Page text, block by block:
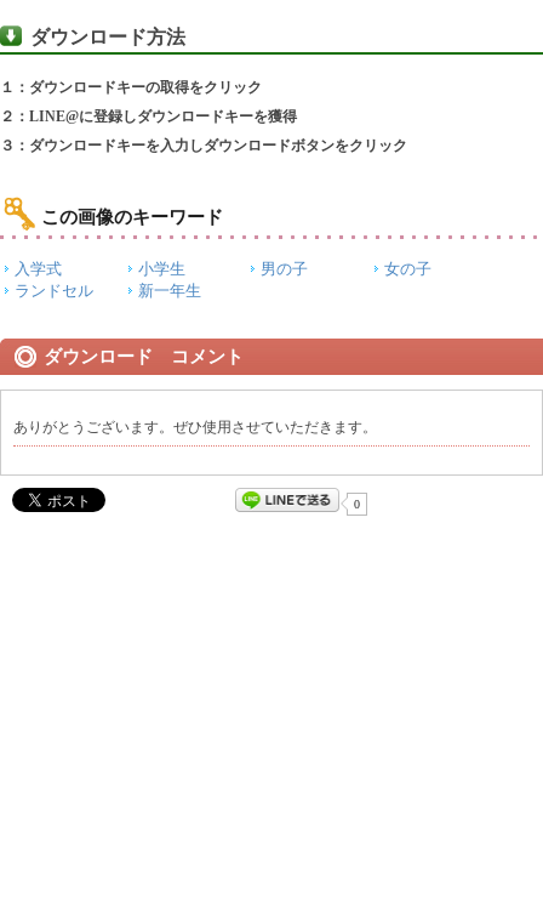
ダウンロード方法
１：ダウンロードキーの取得をクリック
２：LINE@に登録しダウンロードキーを獲得
３：ダウンロードキーを入力しダウンロードボタンをクリック
この画像のキーワード
入学式 小学生 男の子
女の子
ランドセル
新一年生
ダウンロード コメント
ありがとうございます。ぜひ使用させていただきます。
0